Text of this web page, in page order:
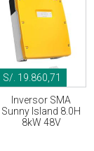
S/. 19.860,71
Inversor SMA
Sunny Island 8.0H
8kW 48V